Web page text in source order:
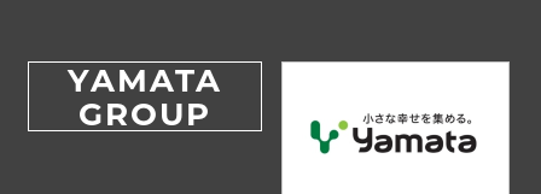
YAMATA
GROUP